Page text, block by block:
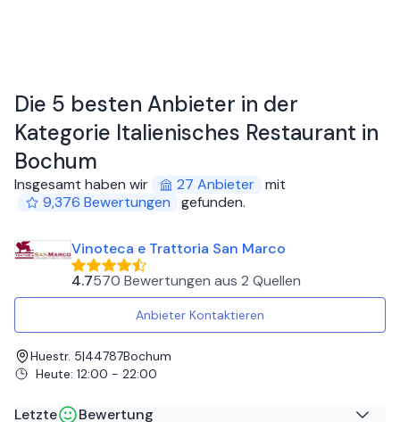
Die 5 besten Anbieter in der
Kategorie Italienisches Restaurant in
Bochum
Insgesamt haben wir 27 Anbieter mit
9,376 Bewertungen gefunden.
Vinoteca e Trattoria San Marco
4.7570 Bewertungen aus 2 Quellen
Anbieter Kontaktieren
Huestr. 5|44787Bochum
Heute: 12:00 - 22:00
Letzte Bewertung